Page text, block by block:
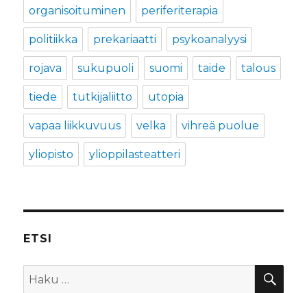
organisoituminen periferiterapia
politiikka prekariaatti psykoanalyysi
rojava sukupuoli suomi taide talous
tiede tutkijaliitto utopia
vapaa liikkuvuus velka vihreä puolue
yliopisto ylioppilasteatteri
ETSI
Etsi: